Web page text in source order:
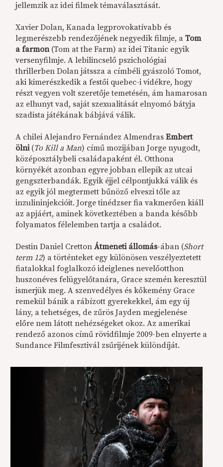
jellemzik az idei filmek témaválasztását.
Xavier Dolan, Kanada legprovokatívabb és
legmerészebb rendezőjének negyedik filmje, aTom
a farmon (Tom at the Farm) az idei Titanic egyik
versenyfilmje. A lebilincselő pszichológiai
thrillerben Dolan játssza a címbéli gyászoló Tomot,
aki kimerészkedik a festői quebec-i vidékre, hogy
részt vegyen volt szeretője temetésén, ám hamarosan
az elhunyt vad, saját szexualitását elnyomó bátyja
szadista játékának bábjává válik.
A chilei Alejandro Fernández AlmendrasEmbert
ölni (To Kill a Man) című mozijában Jorge nyugodt,
középosztálybeli családapaként él. Otthona
környékét azonban egyre jobban ellepik az utcai
gengszterbandák. Egyik éjjel célpontjukká válik és
az egyik jól megtermett bűnöző elveszi tőle az
inzulininjekcióit. Jorge tinédzser fia vakmerően kiáll
az apjáért, aminek következtében a banda később
folyamatos félelemben tartja a családot.
Destin Daniel CrettonÁtmeneti állomás-ában (Short
term 12) a történteket egy különösen veszélyeztetett
fiatalokkal foglalkozó ideiglenes nevelőotthon
huszonéves felügyelőtanára, Grace szemén keresztül
ismerjük meg. A szenvedélyes és kőkemény Grace
remekül bánik a rábízott gyerekekkel, ám egy új
lány, a tehetséges, de zűrös Jayden megjelenése
előre nem látott nehézségeket okoz. Az amerikai
rendező azonos című rövidfilmje 2009-ben elnyerte a
Sundance Filmfesztivál zsűrijének különdíját.